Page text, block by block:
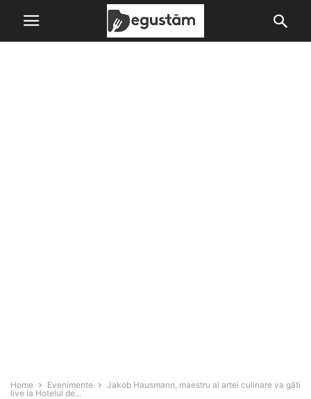
Home Evenimente
Jakob Hausmann, maestru al artei culinare va găti
live la Hotelul de...